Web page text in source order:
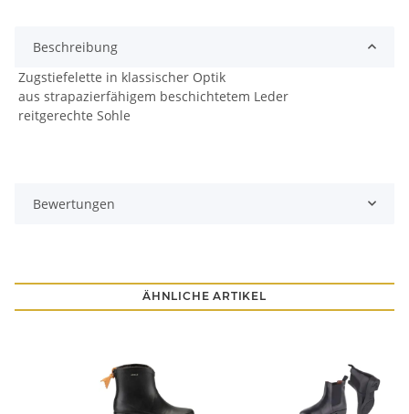
Beschreibung
Zugstiefelette in klassischer Optik
aus strapazierfähigem beschichtetem Leder
reitgerechte Sohle
Bewertungen
ÄHNLICHE ARTIKEL